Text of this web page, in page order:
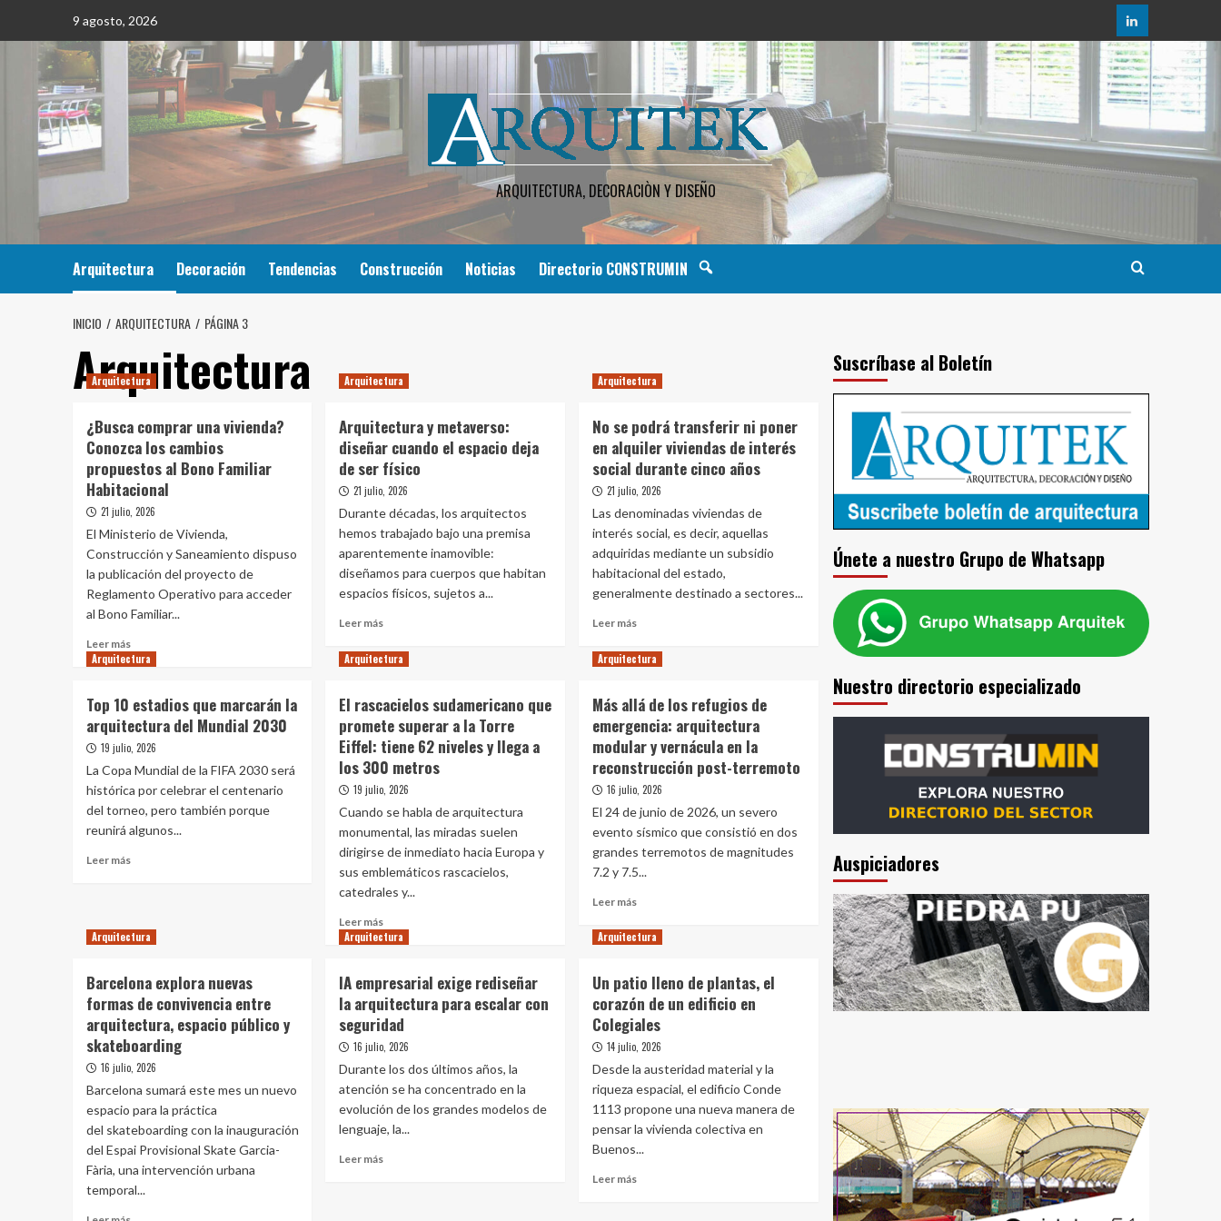
contenido
9 agosto, 2026
LinkedIn
ARQUITECTURA, DECORACIÒN Y DISEÑO
Arquitectura Decoración Tendencias Construcción Noticias Directorio CONSTRUMIN
INICIO ARQUITECTURA PÁGINA 3
Arquitectura
Arquitectura
¿Busca comprar una vivienda?
Conozca los cambios
propuestos al Bono Familiar
Habitacional
21 julio, 2026
El Ministerio de Vivienda,
Construcción y Saneamiento dispuso
la publicación del proyecto de
Reglamento Operativo para acceder
al Bono Familiar...
Leer másLeer
más
comprar
una
vivienda?
los
cambios
propuestos
al
Familiar
Arquitectura
Arquitectura y metaverso:
diseñar cuando el espacio deja
de ser físico
21 julio, 2026
Durante décadas, los arquitectos
hemos trabajado bajo una premisa
aparentemente inamovible:
diseñamos para cuerpos que habitan
espacios físicos, sujetos a...
Leer más
sobre
metaverso:
diseñar
cuando
el
espacio
deja
de
ser
físico
Arquitectura
No se podrá transferir ni poner
en alquiler viviendas de interés
social durante cinco años
21 julio, 2026
Las denominadas viviendas de
interés social, es decir, aquellas
adquiridas mediante un subsidio
habitacional del estado,
generalmente destinado a sectores...
Leer más
sobre
podrá
transferir
ni
poner
en
alquiler
viviendas
de
durante
Arquitectura
Top 10 estadios que marcarán la
arquitectura del Mundial 2030
19 julio, 2026
La Copa Mundial de la FIFA 2030 será
histórica por celebrar el centenario
del torneo, pero también porque
reunirá algunos...
Leer másLeer
10
estadios
marcarán
arquitectura
del
Mundial
2030
Arquitectura
El rascacielos sudamericano que
promete superar a la Torre
Eiffel: tiene 62 niveles y llega a
los 300 metros
19 julio, 2026
Cuando se habla de arquitectura
monumental, las miradas suelen
dirigirse de inmediato hacia Europa y
sus emblemáticos rascacielos,
catedrales y...
Leer más
más
rascacielos
sudamericano
que
promete
superar
a
la
Torre
Eiffel:
62
Arquitectura
Más allá de los refugios de
emergencia: arquitectura
modular y vernácula en la
reconstrucción post-terremoto
16 julio, 2026
El 24 de junio de 2026, un severo
evento sísmico que consistió en dos
grandes terremotos de magnitudes
7.2 y 7.5...
Leer más
sobre
de
los
refugios
emergencia:
arquitectura
modular
y
vernácula
la
Arquitectura
Barcelona explora nuevas
formas de convivencia entre
arquitectura, espacio público y
skateboarding
16 julio, 2026
Barcelona sumará este mes un nuevo
espacio para la práctica
del skateboarding con la inauguración
del Espai Provisional Skate Garcia-
Fària, una intervención urbana
temporal...
Leer
Arquitectura
IA empresarial exige rediseñar
la arquitectura para escalar con
seguridad
16 julio, 2026
Durante los dos últimos años, la
atención se ha concentrado en la
evolución de los grandes modelos de
lenguaje, la...
Leer más
Arquitectura
Un patio lleno de plantas, el
corazón de un edificio en
Colegiales
14 julio, 2026
Desde la austeridad material y la
riqueza espacial, el edificio Conde
1113 propone una nueva manera de
pensar la vivienda colectiva en
Buenos...
Leer más
Suscríbase al Boletín
Únete a nuestro Grupo de Whatsapp
Nuestro directorio especializado
Auspiciadores